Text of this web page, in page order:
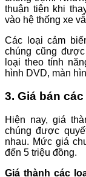
thuận tiện khi
vào hệ thống xe
Các loại cảm
chúng cũng
loại theo tính
hình DVD, màn
3. Giá bán
Hiện nay, giá
chúng được
nhau. Mức giá
đến 5 triệu đồng.
Giá thành các